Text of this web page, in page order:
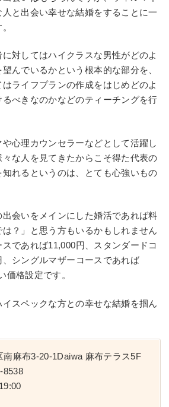
と出会い幸せな結婚をすることに一
対してはハイクラスな男性がどのよ
んでいるかという根本的な部分を、
ライフプランの作成をはじめどのよ
べきなのかなどのティーチングを行
心理カウンセラーなどとして活躍し
な人を見てきたからこそ得た代表の
れるというのは、とても心強いもの
出会いをメインにした婚活であれば料
？」と思う方もいるかもしれません
であれば11,000円、スタンダードコ
シングルマザーコースであれば
価格設定です。
スペックな方との幸せな結婚を掴ん
南麻布3-20-1Daiwa 麻布テラス5F
8538